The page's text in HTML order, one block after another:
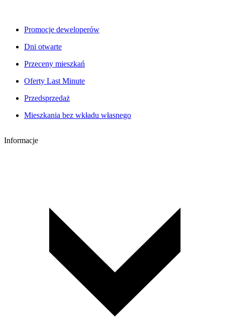
Promocje deweloperów
Dni otwarte
Przeceny mieszkań
Oferty Last Minute
Przedsprzedaż
Mieszkania bez wkładu własnego
Informacje